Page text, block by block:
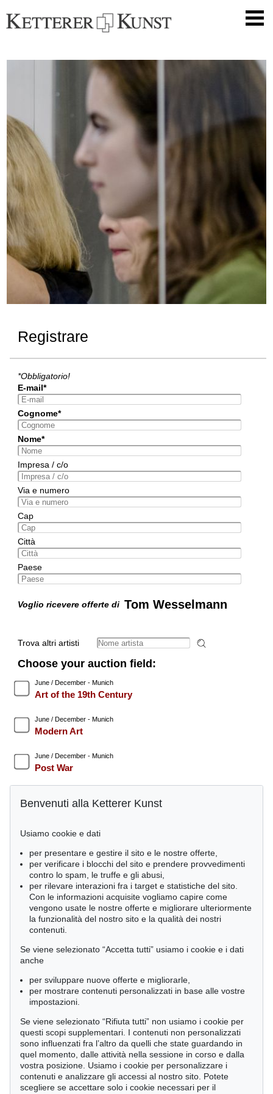
Registrare
*Obbligatorio!
E-mail*
Cognome*
Nome*
Impresa / c/o
Via e numero
Cap
Città
Paese
Voglio ricevere offerte di Tom Wesselmann
Trova altri artisti
Choose your auction field:
June / December - Munich
Art of the 19th Century
June / December - Munich
Modern Art
June / December - Munich
Post War
Contemporary Art
May / November - Hamburg
È interessato alla/e categoria/e?
Arte figurativa dal 1970 a oggi
Pop Art
Astrazione dopo il 45
Consenso relativo alla tutela dei dati.
Acconsento ad essere informato da Ketterer Kunst GmbH &
Co. KG tramite e-mail in merito ad artisti / ambiti artistici /
esclusivamente a tale scopo e non verranno messi a
disposizione di terzi soggetti. È mia facoltà revocare il
presente consenso in qualsiasi momento tramite e-mail a
offers@kettererkunst.com, tramite lettera a 'Ketterer Kunst
GmbH & Co. KG, Joseph-Wild-Str. 18, 81829 Monaco di
Baviera (Germania)‘, oppure utilizzando il link di
cancellazione contenuto nelle mail.
Benvenuti alla Ketterer Kunst
Usiamo cookie e dati
per presentare e gestire il sito e le nostre offerte,
per verificare i blocchi del sito e prendere provvedimenti
contro lo spam, le truffe e gli abusi,
per rilevare interazioni fra i target e statistiche del sito.
Con le informazioni acquisite vogliamo capire come
vengono usate le nostre offerte e migliorare ulteriormente
la funzionalità del nostro sito e la qualità dei nostri
contenuti.
Se viene selezionato “Accetta tutti” usiamo i cookie e i dati
anche
per sviluppare nuove offerte e migliorarle,
per mostrare contenuti personalizzati in base alle vostre
impostazioni.
Se viene selezionato “Rifiuta tutti” non usiamo i cookie per
questi scopi supplementari. I contenuti non personalizzati
sono influenzati fra l’altro da quelli che state guardando in
quel momento, dalle attività nella sessione in corso e dalla
vostra posizione. Usiamo i cookie per personalizzare i
contenuti e analizzare gli accessi al nostro sito. Potete
scegliere se accettare solo i cookie necessari per il